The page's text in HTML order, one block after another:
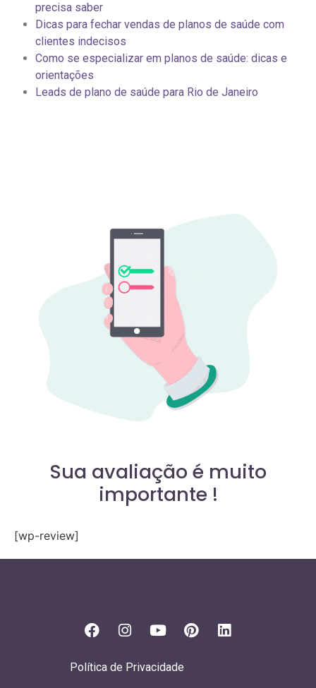
precisa saber
Dicas para fechar vendas de planos de saúde com
clientes indecisos
Como se especializar em planos de saúde: dicas e
orientações
Leads de plano de saúde para Rio de Janeiro
Sua avaliação é muito
importante !
[wp-review]
Política de Privacidade